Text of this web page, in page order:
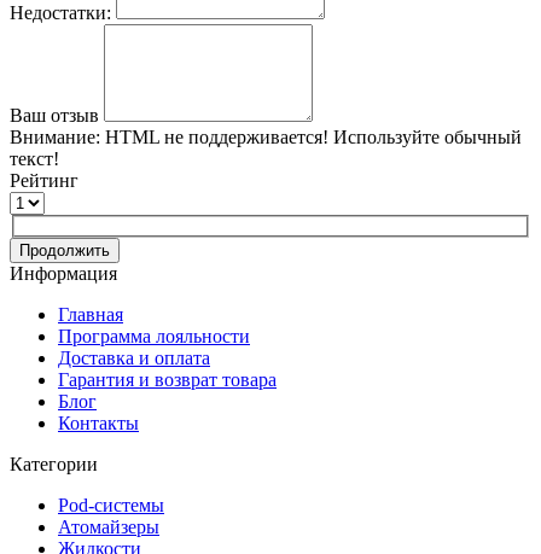
Недостатки:
Ваш отзыв
Внимание: HTML не поддерживается! Используйте обычный
текст!
Рейтинг
Продолжить
Информация
Главная
Программа лояльности
Доставка и оплата
Гарантия и возврат товара
Блог
Контакты
Категории
Pod-системы
Атомайзеры
Жидкости